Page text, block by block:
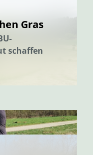
Gras
schaffen